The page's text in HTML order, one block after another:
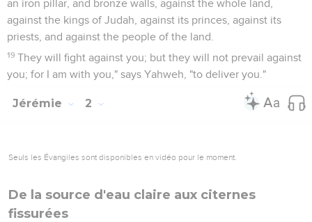
an iron pillar, and bronze walls, against the whole land,
against the kings of Judah, against its princes, against its
priests, and against the people of the land.
19 They will fight against you; but they will not prevail against
you; for I am with you," says Yahweh, "to deliver you."
Jérémie 2
Seuls les Évangiles sont disponibles en vidéo pour le moment.
De la source d'eau claire aux citernes
fissurées